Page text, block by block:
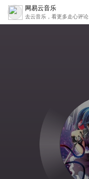
网易云音乐
去云音乐，看更多走心评论